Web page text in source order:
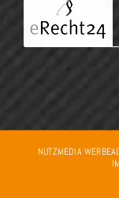
NUTZMEDIA